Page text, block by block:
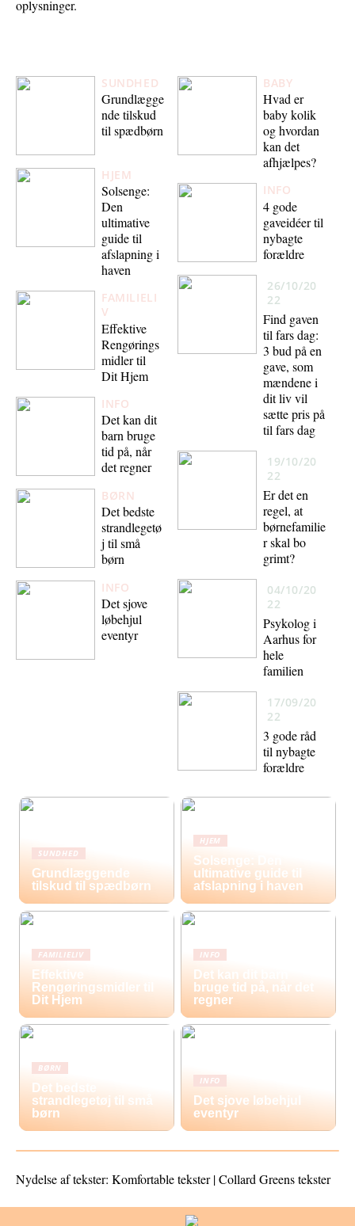
oplysninger.
SUNDHED
Grundlægge
nde tilskud
til spædbørn
HJEM
Solsenge:
Den
ultimative
guide til
afslapning i
haven
FAMILIELI
V
Effektive
Rengørings
midler til
Dit Hjem
INFO
Det kan dit
barn bruge
tid på, når
det regner
BØRN
Det bedste
strandlegetø
j til små
børn
INFO
Det sjove
løbehjul
eventyr
BABY
Hvad er
baby kolik
og hvordan
kan det
afhjælpes?
INFO
4 gode
gaveidéer til
nybagte
forældre
26/10/20
22
Find gaven
til fars dag:
3 bud på en
gave, som
mændene i
dit liv vil
sætte pris på
til fars dag
19/10/20
22
Er det en
regel, at
børnefamilie
r skal bo
grimt?
04/10/20
22
Psykolog i
Aarhus for
hele
familien
17/09/20
22
3 gode råd
til nybagte
forældre
SUNDHED
Grundlæggende
tilskud til spædbørn
HJEM
Solsenge: Den
ultimative guide til
afslapning i haven
FAMILIELIV
Effektive
Rengøringsmidler til
Dit Hjem
INFO
Det kan dit barn
bruge tid på, når det
regner
BØRN
Det bedste
strandlegetøj til små
børn
INFO
Det sjove løbehjul
eventyr
Nydelse af tekster: Komfortable tekster | Collard Greens tekster